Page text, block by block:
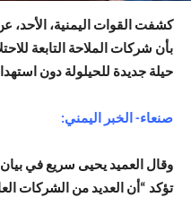
كشفت القوات اليمنية، الأحد،
بأن شركات الملاحة التابعة
حيلة جديدة للحيلولة دون
صنعاء- الخبر اليمني:
وقال العميد يحيى سريع في بيان
تؤكد “أن العديد من الشركات